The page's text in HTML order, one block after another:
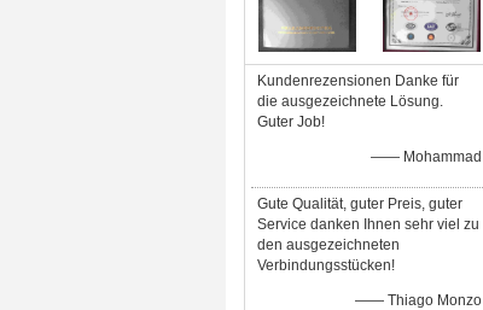
Kundenrezensionen Danke für
die ausgezeichnete Lösung.
Guter Job!
—— Mohammad
Gute Qualität, guter Preis, guter
Service danken Ihnen sehr viel zu
den ausgezeichneten
Verbindungsstücken!
—— Thiago Monzo